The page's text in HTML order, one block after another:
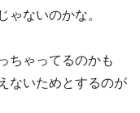
ゃないのかな。
ちゃってるのかも
ないためとするのが